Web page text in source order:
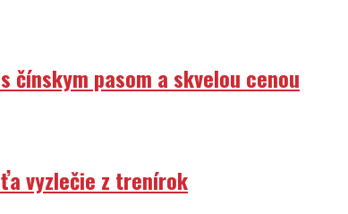
čínskym pasom a skvelou cenou
vyzlečie z trenírok